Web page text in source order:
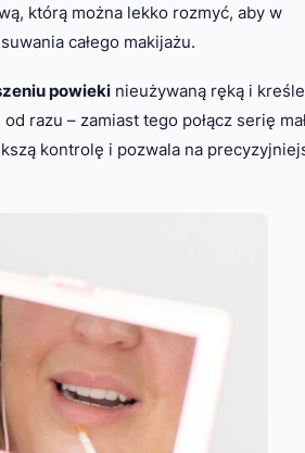
którą można lekko rozmyć, aby w
całego makijażu.
powieki nieużywaną ręką i
razu – zamiast tego połącz serię
kontrolę i pozwala na